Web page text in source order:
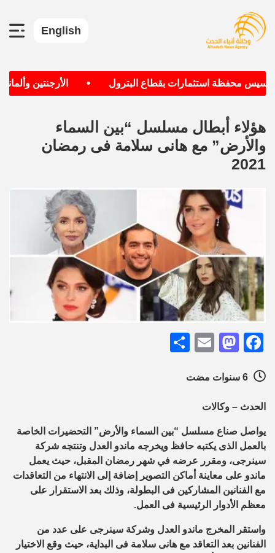
English
محفظة استثمارات بقطاع البترول • الأرجنتين وألمانيا
هؤلاء أبطال مسلسل “بين السماء
والأرض” مع هانى سلامة فى رمضان
2021
Facebook
Mastodon
Email
الحدث – وكالات
يواصل صناع مسلسل “بين السماء والأرض” التحضيرات الخاصة
بالعمل الذى يكتبه حافظ ويخرجه ماندو العدل وتنتجه شركة
سينرجى، ومقرر عرضه في شهر رمضان المقبل، حيث يعمل
ماندو على معاينة أماكن التصوير إضافة إلى الانتهاء من التعاقدات
مع الفنانين المشاركين فى البطولة، وذلك بعد الاستقرار على
معظم الأدوار الرئيسية فى العمل.
واستقر المخرج ماندو العدل وشركة سينرجى على عدد من
الفنانين بعد التعاقد مع هانى سلامة فى البداية، حيث وقع الاختيار